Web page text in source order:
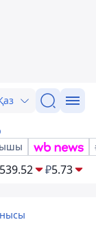
539.52 ₽5.73